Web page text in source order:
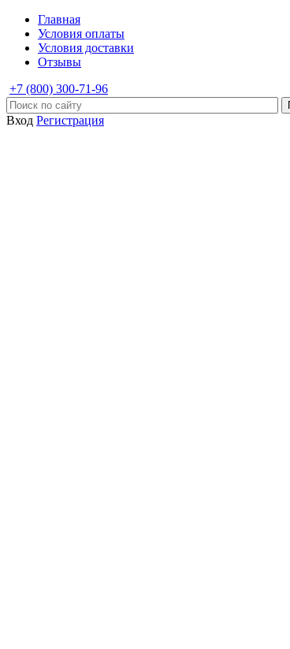
Главная
Условия оплаты
Условия доставки
Отзывы
+7 (800) 300-71-96
Вход Регистрация